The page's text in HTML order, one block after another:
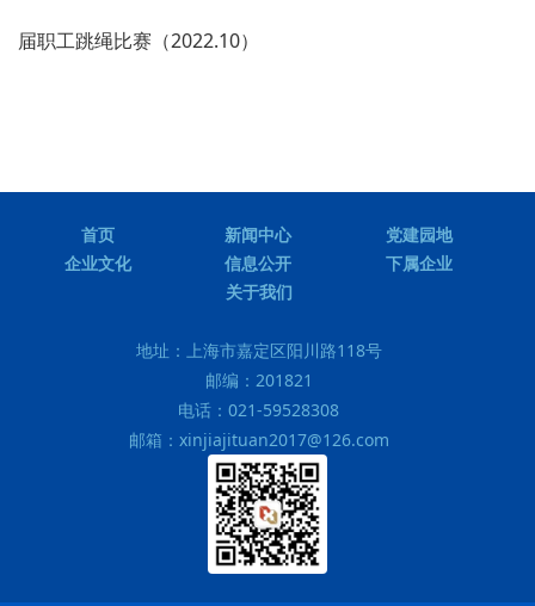
届职工跳绳比赛（2022.10）
首页 新闻中心
党建园地
企业文化
信息公开
下属企业
关于我们
地址：
上海市嘉定区阳川路118号
邮编： 201821
电话： 021-59528308
邮箱： xinjiajituan2017@126.com